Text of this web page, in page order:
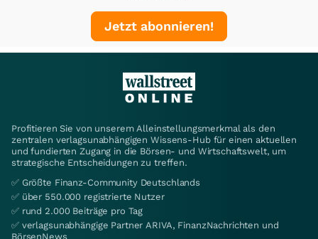
Jetzt abonnieren!
Profitieren Sie von unserem Alleinstellungsmerkmal als den
zentralen verlagsunabhängigen Wissens-Hub für einen aktuellen
und fundierten Zugang in die Börsen- und Wirtschaftswelt, um
strategische Entscheidungen zu treffen.
✅ Größte Finanz-Community Deutschlands
✅ über 550.000 registrierte Nutzer
✅ rund 2.000 Beiträge pro Tag
✅ verlagsunabhängige Partner ARIVA, FinanzNachrichten und
BörsenNews